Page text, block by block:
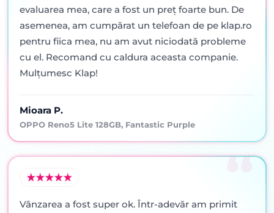
evaluarea mea, care a fost un preț foarte bun. De
asemenea, am cumpărat un telefoan de pe klap.ro
pentru fiica mea, nu am avut niciodată probleme
cu el. Recomand cu caldura aceasta companie.
Mulțumesc Klap!
Mioara P.
OPPO Reno5 Lite 128GB, Fantastic Purple
Vânzarea a fost super ok. Într-adevăr am primit